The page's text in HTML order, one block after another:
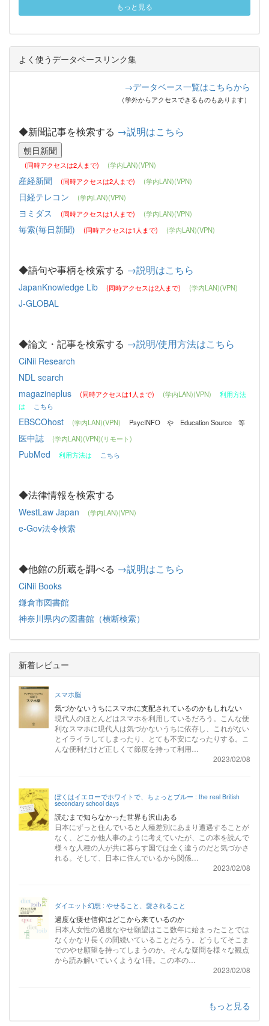
もっと見る
よく使うデータベースリンク集
→データベース一覧はこちらから
（学外からアクセスできるものもあります）
◆新聞記事を検索する →説明はこちら
(同時アクセスは2人まで) (学内LAN)(VPN)
産経新聞 (同時アクセスは2人まで) (学内LAN)(VPN)
日経テレコン (学内LAN)(VPN)
ヨミダス (同時アクセスは1人まで) (学内LAN)(VPN)
毎索(毎日新聞) (同時アクセスは1人まで) (学内LAN)(VPN)
◆語句や事柄を検索する →説明はこちら
JapanKnowledge Lib (同時アクセスは2人まで) (学内LAN)(VPN)
J-GLOBAL
◆論文・記事を検索する →説明/使用方法はこちら
CiNii Research
NDL search
magazineplus
(同時アクセスは1人まで) (学内LAN)(VPN)
利用方法
は
こちら
EBSCOhost (学内LAN)(VPN) PsycINFO や Education Source 等
医中誌 (学内LAN)(VPN)(リモート)
PubMed 利用方法は こちら
◆法律情報を検索する
WestLaw Japan (学内LAN)(VPN)
e-Gov法令検索
◆他館の所蔵を調べる →説明はこちら
CiNii Books
鎌倉市図書館
神奈川県内の図書館（横断検索）
新着レビュー
スマホ脳
気づかないうちにスマホに支配されているのかもしれない
現代人のほとんどはスマホを利用しているだろう。こんな便
利なスマホに現代人は気づかないうちに依存し、これがない
とイライラしてしまったり、とても不安になったりする。こ
んな便利だけど正しくて節度を持って利用…
2023/02/08
ぼくはイエローでホワイトで、ちょっとブルー : the real British
secondary school days
読むまで知らなかった世界も沢山ある
日本にずっと住んでいると人種差別にあまり遭遇することが
なく、どこか他人事のように考えていたが、この本を読んで
様々な人種の人が共に暮らす国では全く違うのだと気づかさ
れる。そして、日本に住んでいるから関係…
2023/02/08
ダイエット幻想 : やせること、愛されること
過度な痩せ信仰はどこから来ているのか
日本人女性の過度なやせ願望はここ数年に始まったことでは
なくかなり長くの間続いていることだろう。どうしてそこま
でのやせ願望を持ってしまうのか。そんな疑問を様々な観点
から読み解いていくような1冊。この本の…
2023/02/08
もっと見る